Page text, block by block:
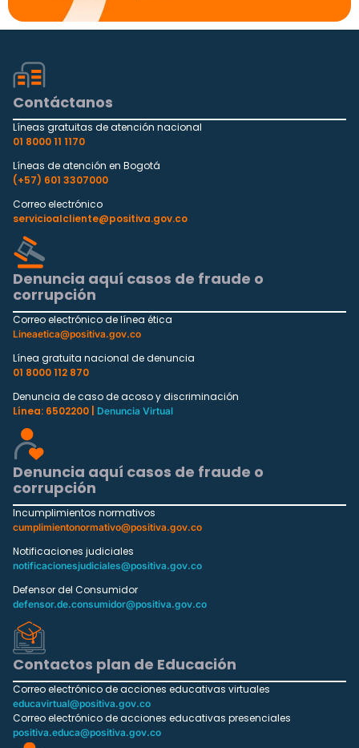
Contáctanos
Líneas gratuitas de atención nacional
01 8000 11 1170
Líneas de atención en Bogotá
(+57) 601 3307000
Correo electrónico
servicioalcliente@positiva.gov.co
Denuncia aquí casos de fraude o
corrupción
Correo electrónico de línea ética
Lineaetica@positiva.gov.co
Línea gratuita nacional de denuncia
01 8000 112 870
Denuncia de caso de acoso y discriminación
Línea: 6502200 |
Denuncia Virtual
Denuncia aquí casos de fraude o
corrupción
Incumplimientos normativos
cumplimientonormativo@positiva.gov.co
Notificaciones judiciales
notificacionesjudiciales@positiva.gov.co
Defensor del Consumidor
defensor.de.consumidor@positiva.gov.co
Contactos plan de Educación
Correo electrónico de acciones educativas virtuales
educavirtual@positiva.gov.co
Correo electrónico de acciones educativas presenciales
positiva.educa@positiva.gov.co